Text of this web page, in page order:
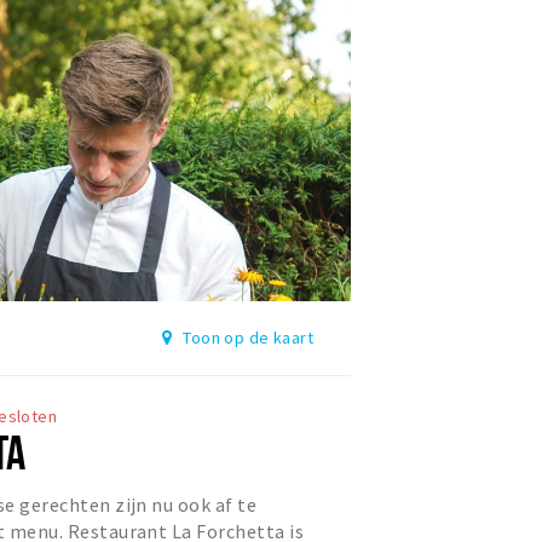
Toon op de kaart
gerechten zijn nu ook af te
Restaurant La Forchetta is